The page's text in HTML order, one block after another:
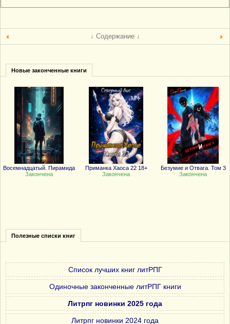
↓ Содержание ↓
Новые законченные книги
Восемнадцатый. Пирамида
Закончена
Приманка Хаоса 22 18+
Закончена
Безумие и Отвага. Том 3
Закончена
Полезные списки книг
Список лучших книг литРПГ
Одиночные законченные литРПГ книги
Литрпг новинки 2025 года
Литрпг новинки 2024 года